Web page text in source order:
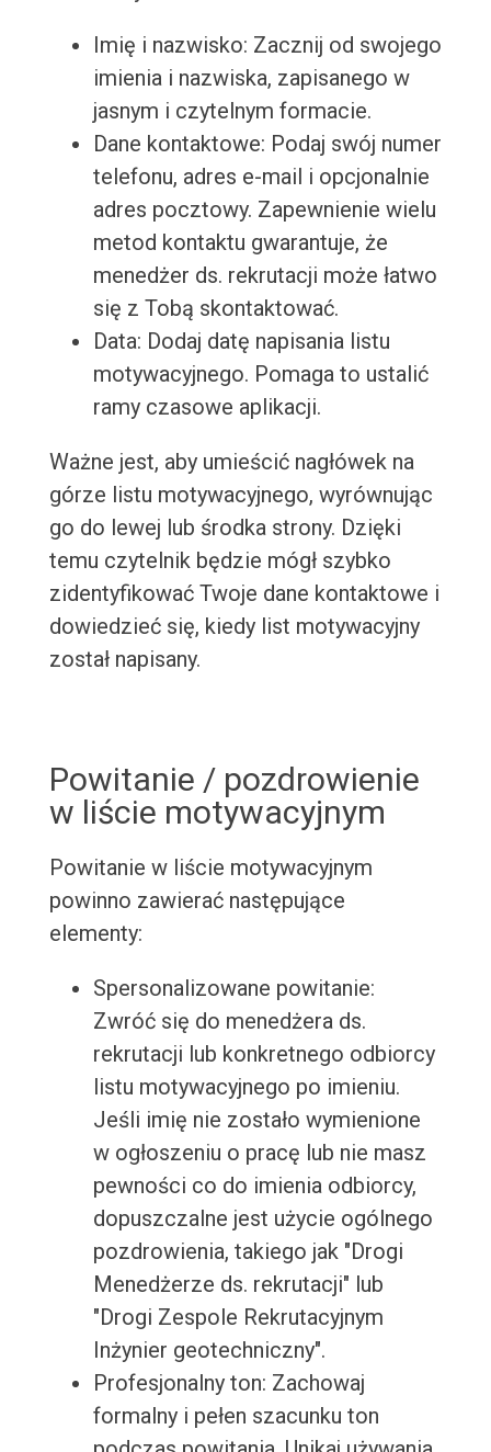
Imię i nazwisko: Zacznij od swojego
imienia i nazwiska, zapisanego w
jasnym i czytelnym formacie.
Dane kontaktowe: Podaj swój numer
telefonu, adres e-mail i opcjonalnie
adres pocztowy. Zapewnienie wielu
metod kontaktu gwarantuje, że
menedżer ds. rekrutacji może łatwo
się z Tobą skontaktować.
Data: Dodaj datę napisania listu
motywacyjnego. Pomaga to ustalić
ramy czasowe aplikacji.
Ważne jest, aby umieścić nagłówek na
górze listu motywacyjnego, wyrównując
go do lewej lub środka strony. Dzięki
temu czytelnik będzie mógł szybko
zidentyfikować Twoje dane kontaktowe i
dowiedzieć się, kiedy list motywacyjny
został napisany.
Powitanie / pozdrowienie
w liście motywacyjnym
Powitanie w liście motywacyjnym
powinno zawierać następujące
elementy:
Spersonalizowane powitanie:
Zwróć się do menedżera ds.
rekrutacji lub konkretnego odbiorcy
listu motywacyjnego po imieniu.
Jeśli imię nie zostało wymienione
w ogłoszeniu o pracę lub nie masz
pewności co do imienia odbiorcy,
dopuszczalne jest użycie ogólnego
pozdrowienia, takiego jak "Drogi
Menedżerze ds. rekrutacji" lub
"Drogi Zespole Rekrutacyjnym
Inżynier geotechniczny".
Profesjonalny ton: Zachowaj
formalny i pełen szacunku ton